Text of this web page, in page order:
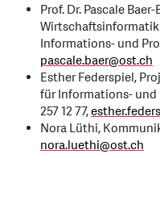
Prof. Dr. Pascale
Informations- und
pascale.baer@ost.ch
Esther Federspiel,
für Informations- und
257 12 77,
Nora Lüthi,
nora.luethi@ost.ch